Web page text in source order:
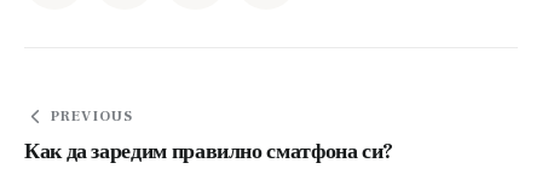
Навигация
PREVIOUS
Как да заредим правилно сматфона си?